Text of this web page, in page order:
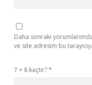
Daha sonraki
ve site adresim bu
7 + 8 kaçtır?*